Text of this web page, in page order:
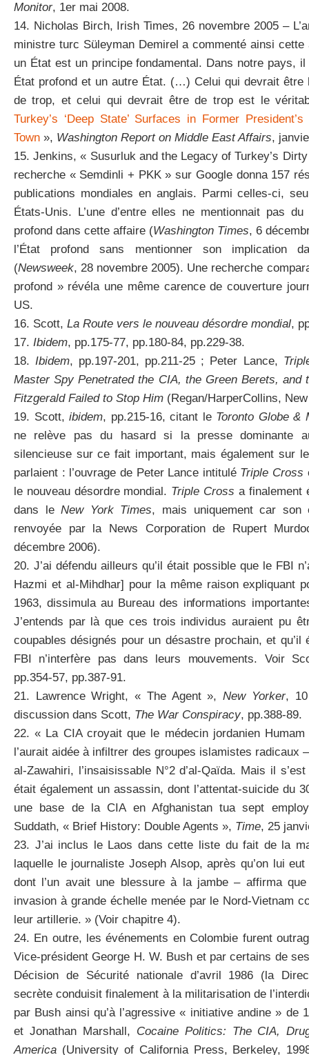
Monitor, 1er mai 2008.
14. Nicholas Birch, Irish Times, 26 novembre 2005 –
ministre turc Süleyman Demirel a commenté ainsi
un État est un principe fondamental. Dans notre
État profond et un autre État. (…) Celui qui devrait être
de trop, et celui qui devrait être de trop est le
Turkey’s ‘Deep State’ Surfaces in Former
Town », Washington Report on Middle East Affairs,
15. Jenkins, « Susurluk and the Legacy of Turkey’s
recherche « Semdinli + PKK » sur Google donna 157
publications mondiales en anglais. Parmi celles-ci,
États-Unis. L’une d’entre elles ne mentionnait pas du
profond dans cette affaire (Washington Times, 6
l’État profond sans mentionner son implication
(Newsweek, 28 novembre 2005). Une recherche
profond » révéla une même carence de couverture
US.
16. Scott, La Route vers le nouveau désordre mondial,
17. Ibidem, pp.175-77, pp.180-84, pp.229-38.
18.Ibidem, pp.197-201, pp.211-25 ; Peter Lance,
Master Spy Penetrated the CIA, the Green Berets, and
Fitzgerald Failed to Stop Him (Regan/HarperCollins,
19. Scott,ibidem, pp.215-16, citant le Toronto Globe &
ne relève pas du hasard si la presse dominante
silencieuse sur ce fait important, mais également sur
parlaient : l’ouvrage de Peter Lance intitulé Triple Cross
le nouveau désordre mondial. Triple Cross a finalement
dans leNew York Times, mais uniquement car son
renvoyée par la News Corporation de Rupert
décembre 2006).
20. J’ai défendu ailleurs qu’il était possible que le FBI
Hazmi et al-Mihdhar] pour la même raison expliquant
1963, dissimula au Bureau des informations
J’entends par là que ces trois individus auraient pu
coupables désignés pour un désastre prochain, et
FBI n’interfère pas dans leurs mouvements. Voir
pp.354-57, pp.387-91.
21. Lawrence Wright, « The Agent »,New Yorker,
discussion dans Scott, The War Conspiracy, pp.388-89.
22. « La CIA croyait que le médecin jordanien Humam
l’aurait aidée à infiltrer des groupes islamistes radicaux
al-Zawahiri, l’insaisissable N°2 d’al-Qaïda. Mais il
était également un assassin, dont l’attentat-suicide du
une base de la CIA en Afghanistan tua sept
Suddath, « Brief History: Double Agents », Time, 25
23. J’ai inclus le Laos dans cette liste du fait de la
laquelle le journaliste Joseph Alsop, après qu’on lui
dont l’un avait une blessure à la jambe – affirma
invasion à grande échelle menée par le Nord-Vietnam
leur artillerie. » (Voir chapitre 4).
24. En outre, les événements en Colombie furent
Vice-président George H. W. Bush et par certains de
Décision de Sécurité nationale d’avril 1986 (la
secrète conduisit finalement à la militarisation de
par Bush ainsi qu’à l’agressive « initiative andine » de
et Jonathan Marshall, Cocaine Politics: The CIA,
America (University of California Press, Berkeley,